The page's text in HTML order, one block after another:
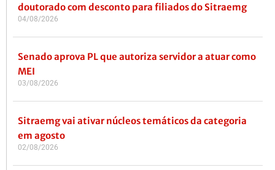
doutorado com desconto para filiados do Sitraemg
04/08/2026
Senado aprova PL que autoriza servidor a atuar como
MEI
03/08/2026
Sitraemg vai ativar núcleos temáticos da categoria
em agosto
02/08/2026